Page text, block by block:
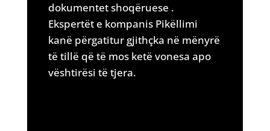
dokumentet shoqëruese .
Ekspertët e kompanis Pikëllimi
kanë përgatitur gjithçka në mënyrë
të tillë që të mos ketë vonesa apo
vështirësi të tjera.